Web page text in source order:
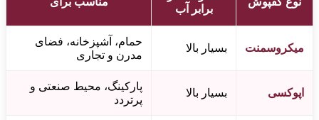
برابر آب
میکروسمنت بسیار بالا
حمام، آشپزخانه، فضای
مدرن و تجاری
اپوکسی بسیار بالا
پارکینگ، محیط صنعتی و
پرتردد